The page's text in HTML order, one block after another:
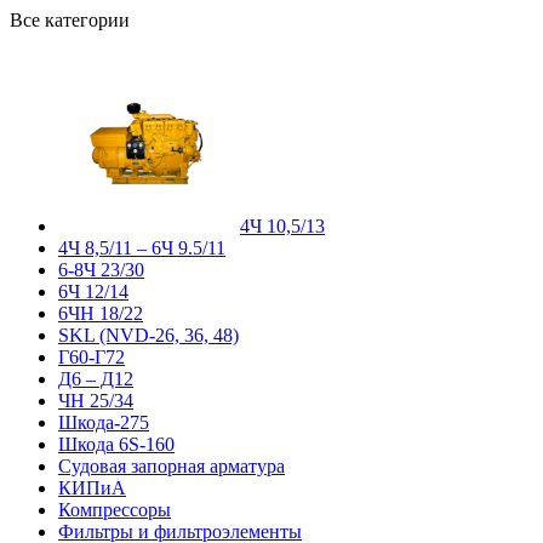
Все категории
4Ч 10,5/13
4Ч 8,5/11 – 6Ч 9.5/11
6-8Ч 23/30
6Ч 12/14
6ЧН 18/22
SKL (NVD-26, 36, 48)
Г60-Г72
Д6 – Д12
ЧН 25/34
Шкода-275
Шкода 6S-160
Судовая запорная арматура
КИПиА
Компрессоры
Фильтры и фильтроэлементы